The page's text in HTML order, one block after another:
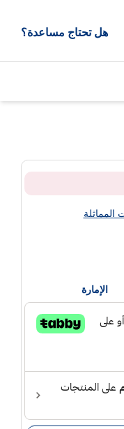
هل تحتاج مساعدة؟
المماثلة
الإمارة